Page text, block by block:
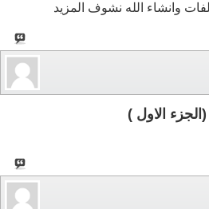
وانشاء الله نشوف المزيد
الاول )